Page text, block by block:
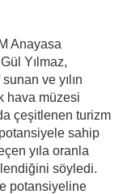
Anayasa
Yılmaz,
ve yılın
hava müzesi
çeşitlenen turizm
sahip
yıla oranla
söyledi.
potansiyeline